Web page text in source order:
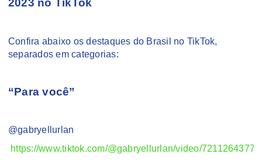
2023 no TikTok
Confira abaixo os destaques do Brasil no TikTok,
separados em categorias:
“Para você”
@gabryellurlan
https://www.tiktok.com/@gabryellurlan/video/